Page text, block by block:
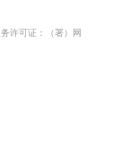
许可证：（署）网